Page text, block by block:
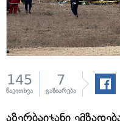
145
წაკითხვა
7
გაზიარება
აზერბაიჯანი